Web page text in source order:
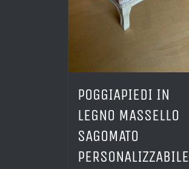
POGGIAPIEDI IN
LEGNO MASSELLO
SAGOMATO
PERSONALIZZABILE